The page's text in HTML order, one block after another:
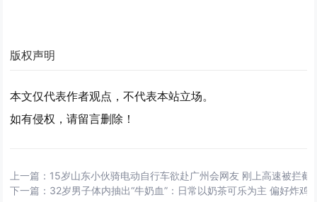
版权声明
本文仅代表作者观点，不代表本站立场。
如有侵权，请留言删除！
上一篇： 15岁山东小伙骑电动自行车欲赴广州会网友 刚上高速被拦截
下一篇： 32岁男子体内抽出“牛奶血”：日常以奶茶可乐为主 偏好炸鸡